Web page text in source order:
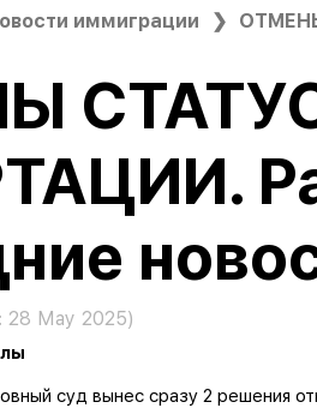
иммиграции
28 May 2025)
суд вынес сразу 2 решения